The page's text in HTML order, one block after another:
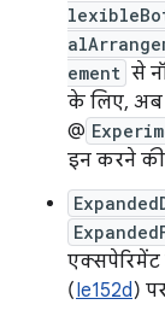
ement से
के लिए, अब
@
इन करने
एक्सपेरिमेंट
(Ie152d)